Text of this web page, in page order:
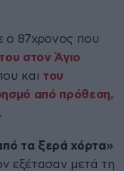
ο 87χρονος που
στον Άγιο
και του
από πρόθεση,
τα ξερά χόρτα»
εξέτασαν μετά τη